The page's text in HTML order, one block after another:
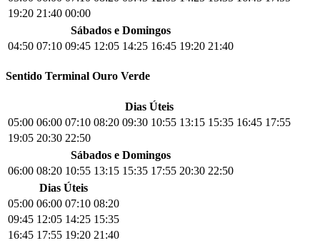
19:20 21:40 00:00
Sábados e Domingos
04:50 07:10 09:45 12:05 14:25 16:45 19:20 21:40
Sentido Terminal Ouro Verde
Dias Úteis
05:00 06:00 07:10 08:20 09:30 10:55 13:15 15:35 16:45 17:55
19:05 20:30 22:50
Sábados e Domingos
06:00 08:20 10:55 13:15 15:35 17:55 20:30 22:50
Dias Úteis
05:00 06:00 07:10 08:20
09:45 12:05 14:25 15:35
16:45 17:55 19:20 21:40